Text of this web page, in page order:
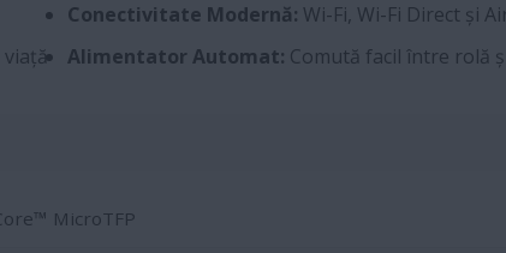
Conectivitate Modernă: Wi-Fi, Wi-Fi Direct și
Alimentator Automat: Comută facil între rolă
MicroTFP